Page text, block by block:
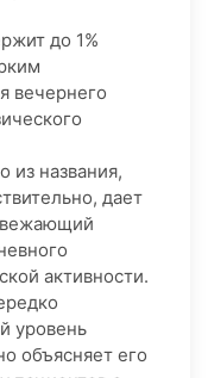
до 1%
вечернего
из названия,
дает
активности.
уровень
объясняет его